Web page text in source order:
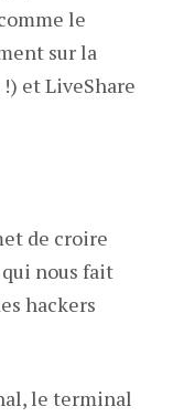
le
sur la
et LiveShare
de croire
qui nous fait
hackers
le terminal